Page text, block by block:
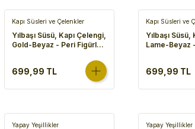
Kapı Süsleri ve Çelenkler
Yılbaşı Süsü, Kapı Çelengi,
Gold-Beyaz - Peri Figürlü,
699,99 TL
Kapı Süsleri ve
Yılbaşı Süsü,
Lame-Beyaz
699,99 TL
Yapay Yeşillikler Yapay Yeşillikler